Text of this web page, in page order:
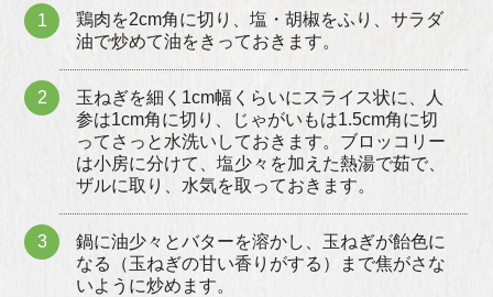
1
鶏肉を2cm角に切り、塩・胡椒をふり、サラダ
油で炒めて油をきっておきます。
2
玉ねぎを細く1cm幅くらいにスライス状に、人
参は1cm角に切り、じゃがいもは1.5cm角に切
ってさっと水洗いしておきます。ブロッコリー
は小房に分けて、塩少々を加えた熱湯で茹で、
ザルに取り、水気を取っておきます。
3
鍋に油少々とバターを溶かし、玉ねぎが飴色に
なる（玉ねぎの甘い香りがする）まで焦がさな
いように炒めます。